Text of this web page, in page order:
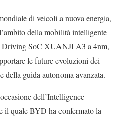
di veicoli a nuova energia,
della mobilità intelligente
Driving SoC XUANJI A3 a 4nm,
le future evoluzioni dei
della guida autonoma avanzata.
dell’Intelligence
il quale BYD ha confermato la